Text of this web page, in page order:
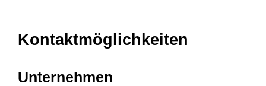
Kontaktmöglichkeiten
Unternehmen